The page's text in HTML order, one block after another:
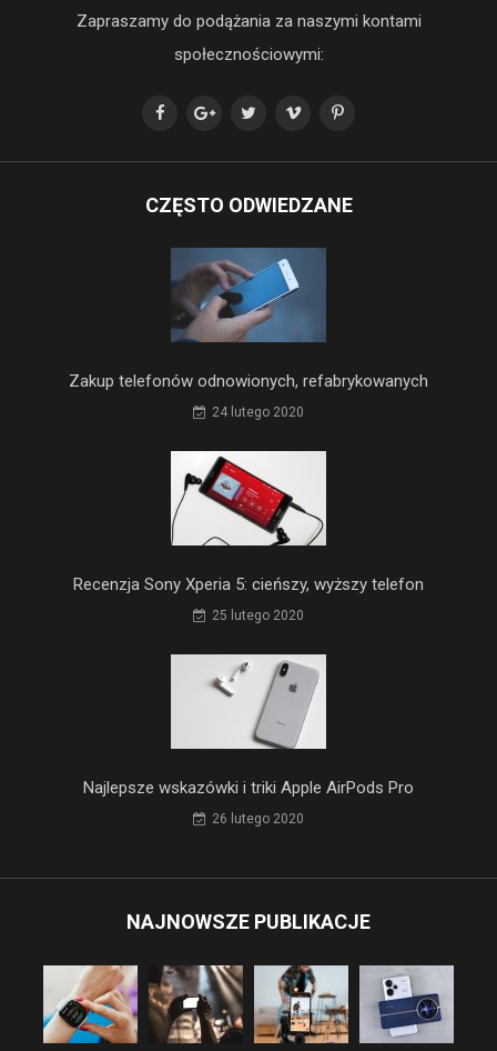
Zapraszamy do podążania za naszymi kontami
społecznościowymi:
CZĘSTO ODWIEDZANE
Zakup telefonów odnowionych, refabrykowanych
24 lutego 2020
Recenzja Sony Xperia 5: cieńszy, wyższy telefon
25 lutego 2020
Najlepsze wskazówki i triki Apple AirPods Pro
26 lutego 2020
NAJNOWSZE PUBLIKACJE